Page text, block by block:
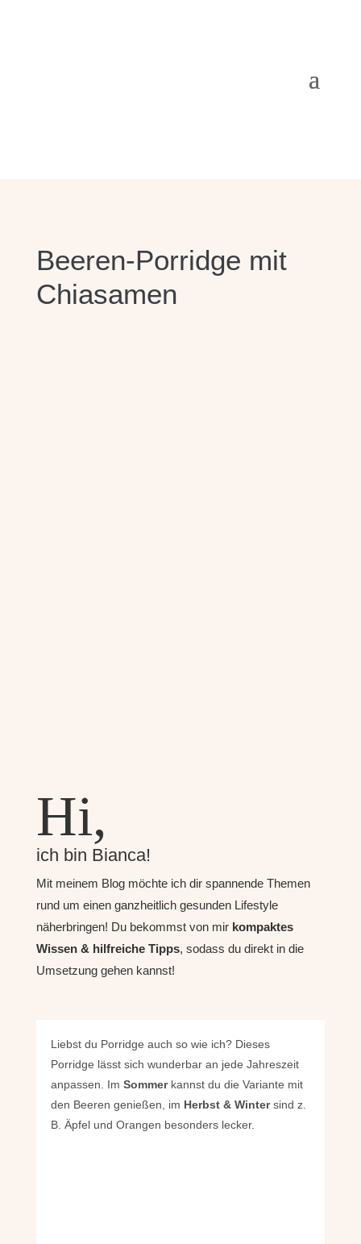
Beeren-Porridge mit
Chiasamen
Hi,
ich bin Bianca!
Mit meinem Blog möchte ich dir spannende Themen
rund um einen ganzheitlich gesunden Lifestyle
näherbringen! Du bekommst von mir kompaktes
Wissen & hilfreiche Tipps, sodass du direkt in die
Umsetzung gehen kannst!
Liebst du Porridge auch so wie ich? Dieses
Porridge lässt sich wunderbar an jede Jahreszeit
anpassen. Im Sommerkannst du die Variante mit
den Beeren genießen, im Herbst & Wintersind z.
B. Äpfel und Orangen besonders lecker.